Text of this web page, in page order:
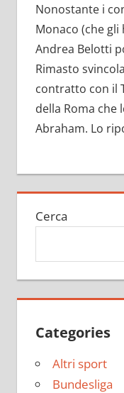
Nonostante i
Monaco (che
Andrea Belotti
Rimasto
contratto con il
della Roma che
Abraham. Lo
Cerca
Categories
Altri sport
Bundesliga